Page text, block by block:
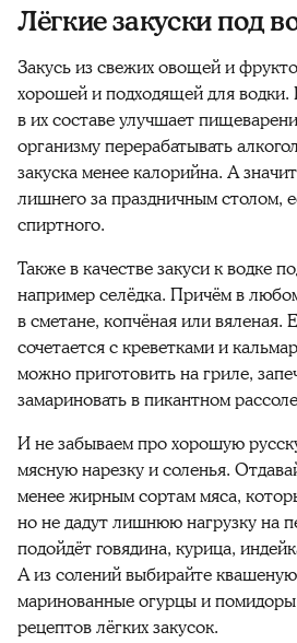
Лёгкие закуски под
Закусь из свежих овощей и
хорошей и подходящей для водки.
в их составе улучшает
организму перерабатывать
закуска менее калорийна. А
лишнего за праздничным столом,
спиртного.
Также в качестве закуси к водке
например селёдка. Причём в
в сметане, копчёная или вяленая.
сочетается с креветками и
можно приготовить на гриле,
замариновать в пикантном
И не забываем про хорошую
мясную нарезку и соленья.
менее жирным сортам мяса,
но не дадут лишнюю нагрузку на
подойдёт говядина, курица,
А из солений выбирайте
маринованные огурцы и
рецептов лёгких закусок.